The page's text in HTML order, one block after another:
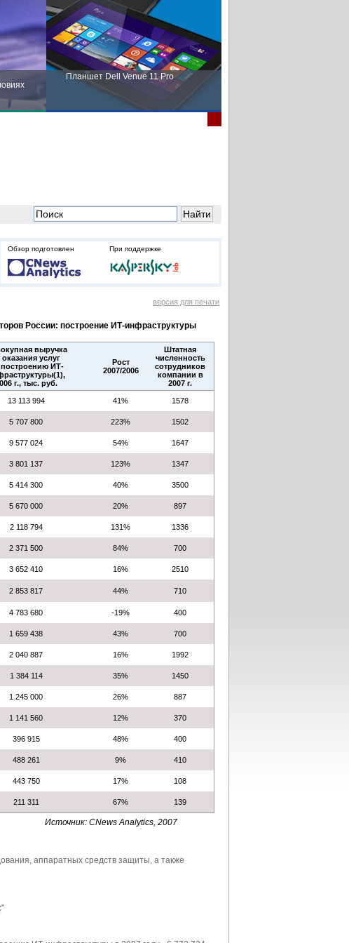
Планшет Dell Venue 11 Pro
Обзор подготовлен При поддержке
версия для печати
России: построение ИТ-инфраструктуры
выручка
оказания услуг
ИТ-
г., тыс. руб.
Рост
2007/2006
Штатная
численность
сотрудников
компании в
2007 г.
13 113 994 41% 1578
5 707 800 223% 1502
9 577 024 54% 1647
3 801 137 123% 1347
5 414 300 40% 3500
5 670 000 20% 897
2 118 794 131% 1336
2 371 500 84% 700
3 652 410 16% 2510
2 853 817 44% 710
4 783 680 -19% 400
1 659 438 43% 700
2 040 887 16% 1992
1 384 114 35% 1450
1 245 000 26% 887
1 141 560 12% 370
396 915 48% 400
488 261 9% 410
443 750 17% 108
211 311 67% 139
Источник: CNews Analytics, 2007
аппаратных средств защиты, а также